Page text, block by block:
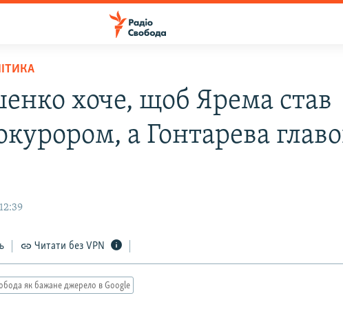
хоче, щоб Ярема став
а Гонтарева
Читати без VPN
як бажане джерело в Google